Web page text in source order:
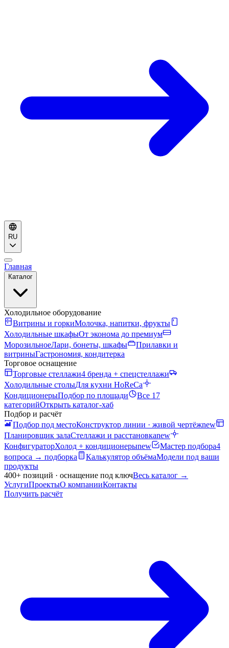
RU
Главная
Каталог
Холодильное оборудование
Витрины и горкиМолочка, напитки, фрукты
Холодильные шкафыОт эконома до премиум
МорозильноеЛари, бонеты, шкафы
Прилавки и
витриныГастрономия, кондитерка
Торговое оснащение
Торговые стеллажи4 бренда + спецстеллажи
Холодильные столыДля кухни HoReCa
КондиционерыПодбор по площади
Все 17
категорийОткрыть каталог-хаб
Подбор и расчёт
Подбор под местоКонструктор линии · живой чертёжnew
Планировщик залаСтеллажи и расстановкаnew
КонфигураторХолод + кондиционерыnew Мастер подбора4
вопроса → подборка
Калькулятор объёмаМодели под ваши
продукты
400+ позиций · оснащение под ключВесь каталог →
УслугиПроектыО компанииКонтакты
Получить расчёт